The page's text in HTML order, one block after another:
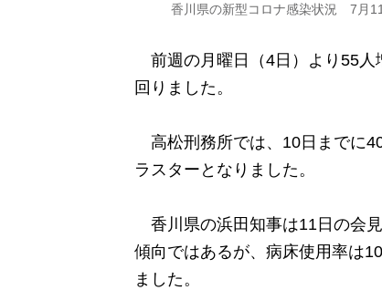
香川県の新型コロナ感染状況 7月
前週の月曜日（4日）より55人
回りました。
高松刑務所では、10日までに
ラスターとなりました。
香川県の浜田知事は11日の会
傾向ではあるが、病床使用率は
ました。